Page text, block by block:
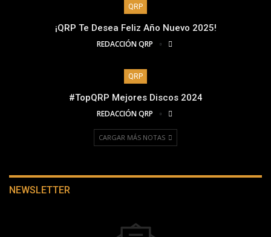
QRP
¡QRP Te Desea Feliz Año Nuevo 2025!
REDACCIÓN QRP
QRP
#TopQRP Mejores Discos 2024
REDACCIÓN QRP
CARGAR MÁS NOTAS
NEWSLETTER